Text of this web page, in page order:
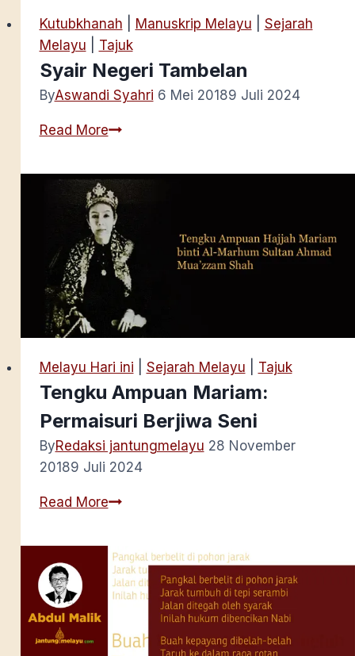
Kutubkhanah Manuskrip Melayu
Sejarah
Melayu
Tajuk
Syair Negeri Tambelan
ByAswandi Syahri 6 Mei 20189 Juli 2024
Read MoreSyair
Tambelan
Melayu Hari ini Sejarah Melayu Tajuk
Tengku Ampuan Mariam:
Permaisuri Berjiwa Seni
ByRedaksi jantungmelayu 28 November
20189 Juli 2024
Read MoreTengku
Mariam:
Permaisuri
Berjiwa